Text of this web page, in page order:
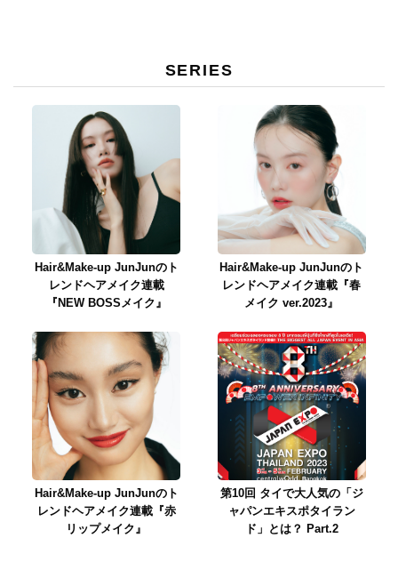
SERIES
Hair&Make-up JunJunのト
レンドヘアメイク連載
『NEW BOSSメイク』
Hair&Make-up JunJunのト
レンドヘアメイク連載『春
メイク ver.2023』
Hair&Make-up JunJunのト
レンドヘアメイク連載『赤
リップメイク』
第10回 タイで大人気の「ジ
ャパンエキスポタイラン
ド」とは？ Part.2